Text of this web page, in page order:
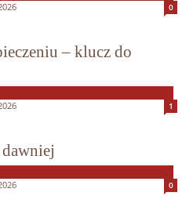
0
– klucz do
1
0